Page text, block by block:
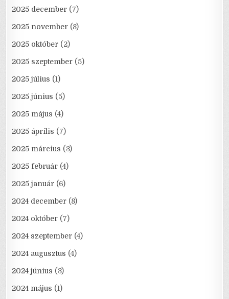
2025 december (7)
2025 november (8)
2025 október (2)
2025 szeptember (5)
2025 július (1)
2025 június (5)
2025 május (4)
2025 április (7)
2025 március (3)
2025 február (4)
2025 január (6)
2024 december (8)
2024 október (7)
2024 szeptember (4)
2024 augusztus (4)
2024 június (3)
2024 május (1)